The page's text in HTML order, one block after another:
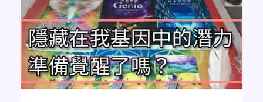
藏
在
我
基
因
中
的
潛
能
即